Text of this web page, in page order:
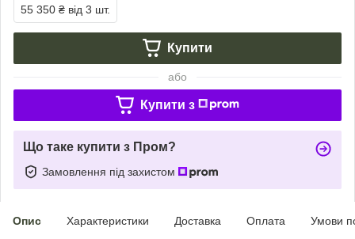
55 350 ₴ від 3 шт.
Купити
або
Купити з
Що таке купити з Пром?
Замовлення під захистом
Опис Характеристики Доставка Оплата Умови